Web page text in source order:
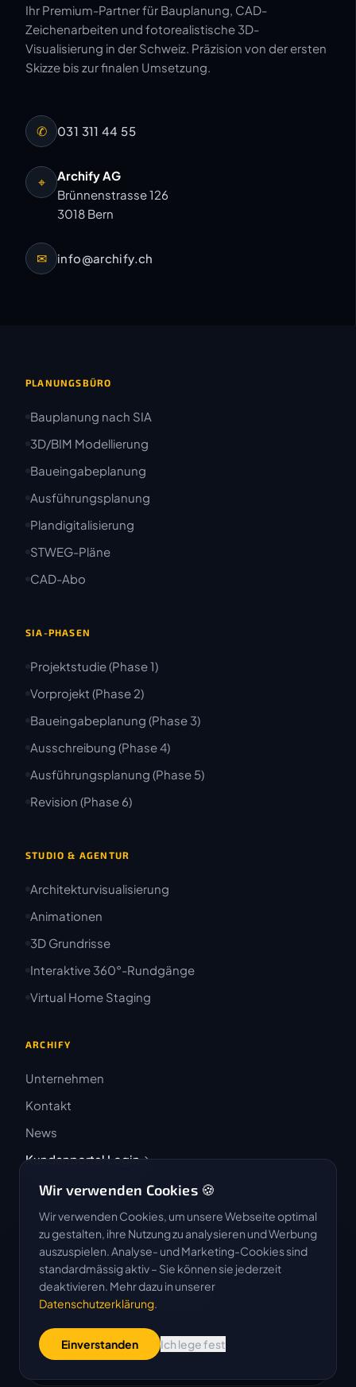
Ihr Premium-Partner für Bauplanung, CAD-
Zeichenarbeiten und fotorealistische 3D-
Visualisierung in der Schweiz. Präzision von der ersten
Skizze bis zur finalen Umsetzung.
✆ 031 311 44 55
⌖
Archify AG
Brünnenstrasse 126
3018 Bern
✉ info@archify.ch
PLANUNGSBÜRO
Bauplanung nach SIA
3D/BIM Modellierung
Baueingabeplanung
Ausführungsplanung
Plandigitalisierung
STWEG-Pläne
CAD-Abo
SIA-PHASEN
Projektstudie (Phase 1)
Vorprojekt (Phase 2)
Baueingabeplanung (Phase 3)
Ausschreibung (Phase 4)
Ausführungsplanung (Phase 5)
Revision (Phase 6)
STUDIO & AGENTUR
Architekturvisualisierung
Animationen
3D Grundrisse
Interaktive 360°-Rundgänge
Virtual Home Staging
ARCHIFY
Unternehmen
Kontakt
News
Kundenportal Login
4.9 / 5
★★★★★
Basierend auf 50 Bewertungen
Google
Wir verwenden Cookies 🍪
Wir verwenden Cookies, um unsere Webseite optimal
zu gestalten, ihre Nutzung zu analysieren und Werbung
auszuspielen. Analyse- und Marketing-Cookies sind
standardmässig aktiv – Sie können sie jederzeit
deaktivieren. Mehr dazu in unserer
Datenschutzerklärung.
Einverstanden Ich lege fest